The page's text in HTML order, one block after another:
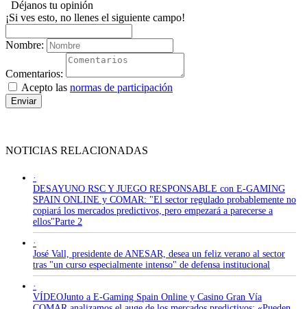
Déjanos tu opinión
¡Si ves esto, no llenes el siguiente campo!
Nombre:
Comentarios:
Acepto las normas de participación
Enviar
NOTICIAS RELACIONADAS
·
DESAYUNO RSC Y JUEGO RESPONSABLE con E-GAMING
SPAIN ONLINE y COMAR: "El sector regulado probablemente no
copiará los mercados predictivos, pero empezará a parecerse a
ellos"Parte 2
·
José Vall, presidente de ANESAR, desea un feliz verano al sector
tras "un curso especialmente intenso" de defensa institucional
·
VÍDEOJunto a E-Gaming Spain Online y Casino Gran Vía